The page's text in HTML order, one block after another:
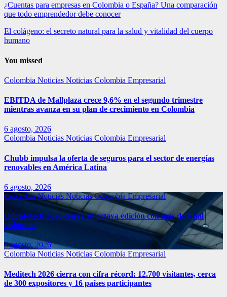
¿Cuentas para empresas en Colombia o España? Una comparación
que todo emprendedor debe conocer
El colágeno: el secreto natural para la salud y vitalidad del cuerpo
humano
You missed
Colombia Noticias Noticias Colombia Empresarial
EBITDA de Mallplaza crece 9,6% en el segundo trimestre
mientras avanza en su plan de crecimiento en Colombia
6 agosto, 2026
Colombia Noticias Noticias Colombia Empresarial
Chubb impulsa la oferta de seguros para el sector de energías
renovables en América Latina
6 agosto, 2026
ColombiaNoticias Noticias Colombia Empresarial
Odontotech 2026 cierra su octava edición con más de 6 mil
visitantes
6 agosto, 2026
Colombia Noticias Noticias Colombia Empresarial
Meditech 2026 cierra con cifra récord: 12.700 visitantes, cerca
de 300 expositores y 16 países participantes